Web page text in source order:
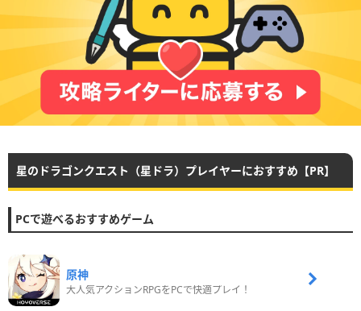
星のドラゴンクエスト（星ドラ）プレイヤーにおすすめ【PR】
PCで遊べるおすすめゲーム
原神
大人気アクションRPGをPCで快適プレイ！